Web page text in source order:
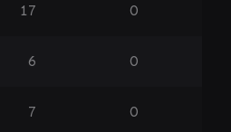
17 0
6 0
7 0